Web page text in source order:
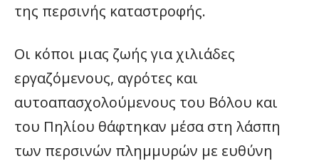
της περσινής καταστροφής.
Οι κόποι μιας ζωής για χιλιάδες
εργαζόμενους, αγρότες και
αυτοαπασχολούμενους του Βόλου και
του Πηλίου θάφτηκαν μέσα στη λάσπη
των περσινών πλημμυρών με ευθύνη